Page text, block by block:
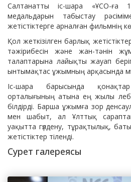
Салтанатты іс-шара «ҰСО-ға
медальдарын табыстау
жетістіктерге арналған фильмнің
Қол жеткізілген барлық
тәжірибесін және жан-тәнін
талаптарына лайықты жауап
ынтымақтас ұжымның арқасында
Іс-шара барысында
орталығының атына ең жылы
білдірді. Барша ұжымға зор
мен шабыт, ал Ұлттық
уақытта гүлдену, тұрақтылық,
жетістіктер тіленді.
Сурет галереясы